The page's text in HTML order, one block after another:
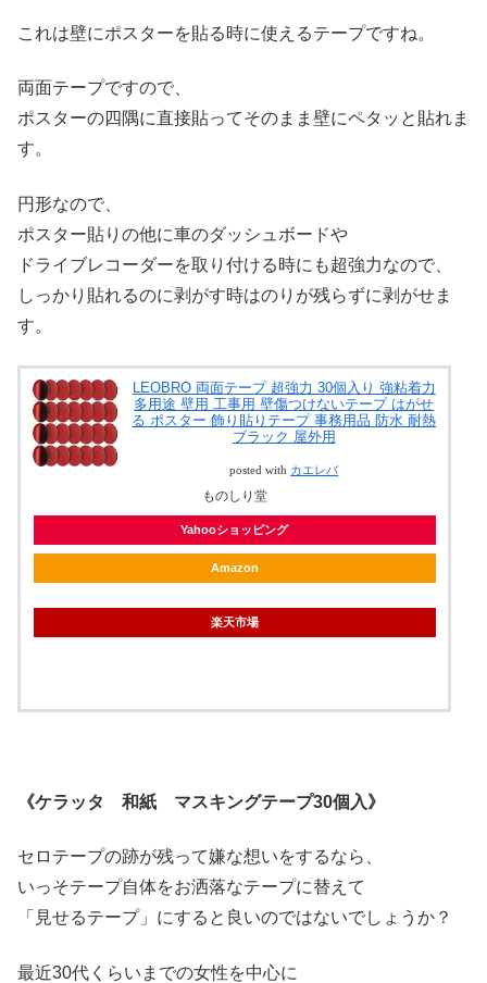
これは壁にポスターを貼る時に使えるテープですね。
両面テープですので、
ポスターの四隅に直接貼ってそのまま壁にペタッと貼れま
す。
円形なので、
ポスター貼りの他に車のダッシュボードや
ドライブレコーダーを取り付ける時にも超強力なので、
しっかり貼れるのに剥がす時はのりが残らずに剥がせま
す。
LEOBRO 両面テープ 超強力 30個入り 強粘着力
多用途 壁用 工事用 壁傷つけないテープ はがせ
る ポスター 飾り貼りテープ 事務用品 防水 耐熱
ブラック 屋外用
posted with カエレバ
ものしり堂
Yahooショッピング
Amazon
楽天市場
《ケラッタ 和紙 マスキングテープ30個入》
セロテープの跡が残って嫌な想いをするなら、
いっそテープ自体をお洒落なテープに替えて
「見せるテープ」にすると良いのではないでしょうか？
最近30代くらいまでの女性を中心に